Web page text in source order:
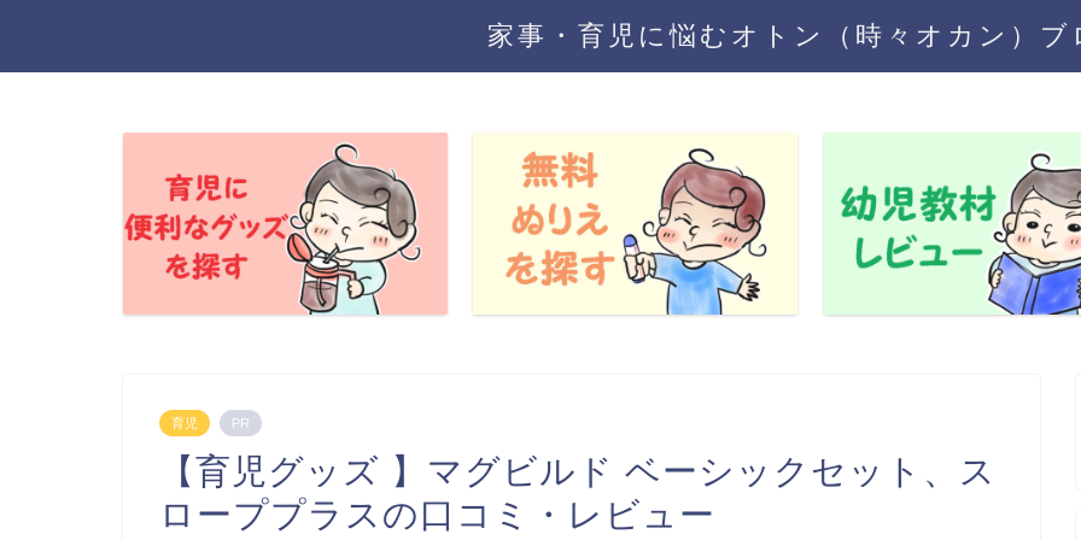
家事・育児に悩むオトン（時々オカン）ブ
育児 PR
【育児グッズ 】マグビルド ベーシックセット、ス
ローププラスの口コミ・レビュー